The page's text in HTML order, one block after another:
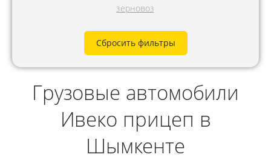
зерновоз
Сбросить фильтры
Грузовые автомобили
Ивеко прицеп в
Шымкенте